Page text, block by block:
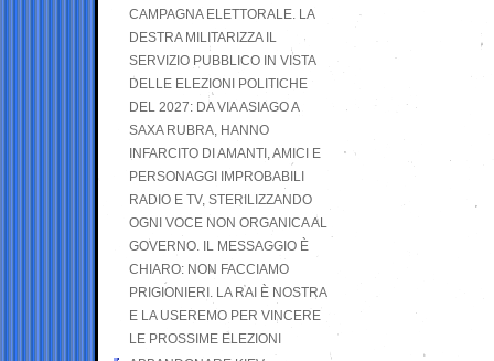
CAMPAGNA ELETTORALE. LA
DESTRA MILITARIZZA IL
SERVIZIO PUBBLICO IN VISTA
DELLE ELEZIONI POLITICHE
DEL 2027: DA VIA ASIAGO A
SAXA RUBRA, HANNO
INFARCITO DI AMANTI, AMICI E
PERSONAGGI IMPROBABILI
RADIO E TV, STERILIZZANDO
OGNI VOCE NON ORGANICA AL
GOVERNO. IL MESSAGGIO È
CHIARO: NON FACCIAMO
PRIGIONIERI. LA RAI È NOSTRA
E LA USEREMO PER VINCERE
LE PROSSIME ELEZIONI